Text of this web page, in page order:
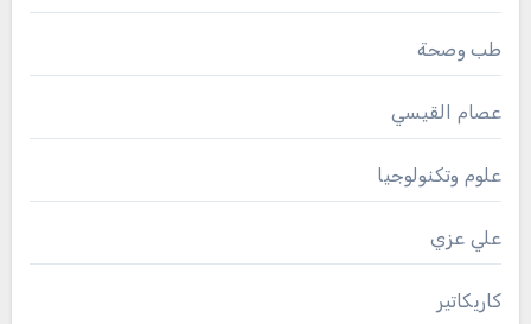
طب وصحة
عصام القيسي
علوم وتكنولوجيا
علي عزي
كاريكاتير